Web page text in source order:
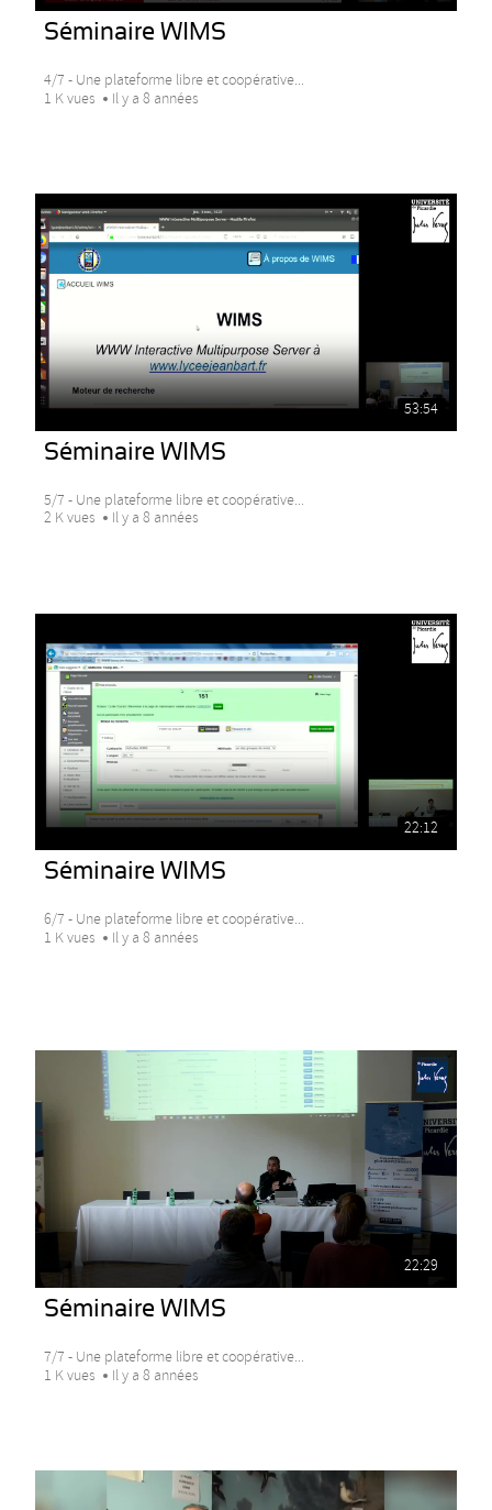
Séminaire WIMS
4/7 - Une plateforme libre et coopérative...
1 K vues
Il y a 8 années
53:54
Séminaire WIMS
5/7 - Une plateforme libre et coopérative...
2 K vues
Il y a 8 années
22:12
Séminaire WIMS
6/7 - Une plateforme libre et coopérative...
1 K vues
Il y a 8 années
22:29
Séminaire WIMS
7/7 - Une plateforme libre et coopérative...
1 K vues
Il y a 8 années